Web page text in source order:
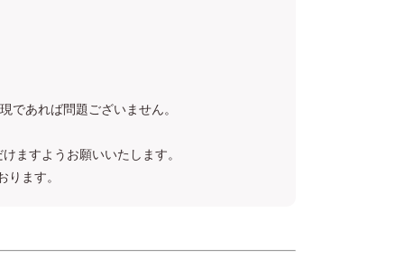
であれば問題ございません。
ますようお願いいたします。
ます。